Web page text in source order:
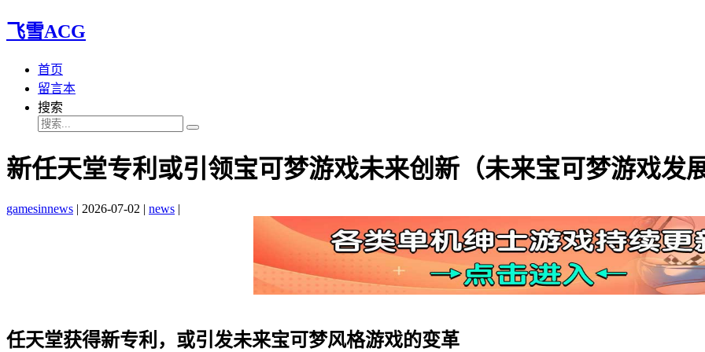
飞雪ACG
首页
留言本
搜索
新任天堂专利或引领宝可梦游戏未来创新（未来宝可梦游戏发
gamesinnews | 2026-07-02 | news |
任天堂获得新专利，或引发未来宝可梦风格游戏的变革